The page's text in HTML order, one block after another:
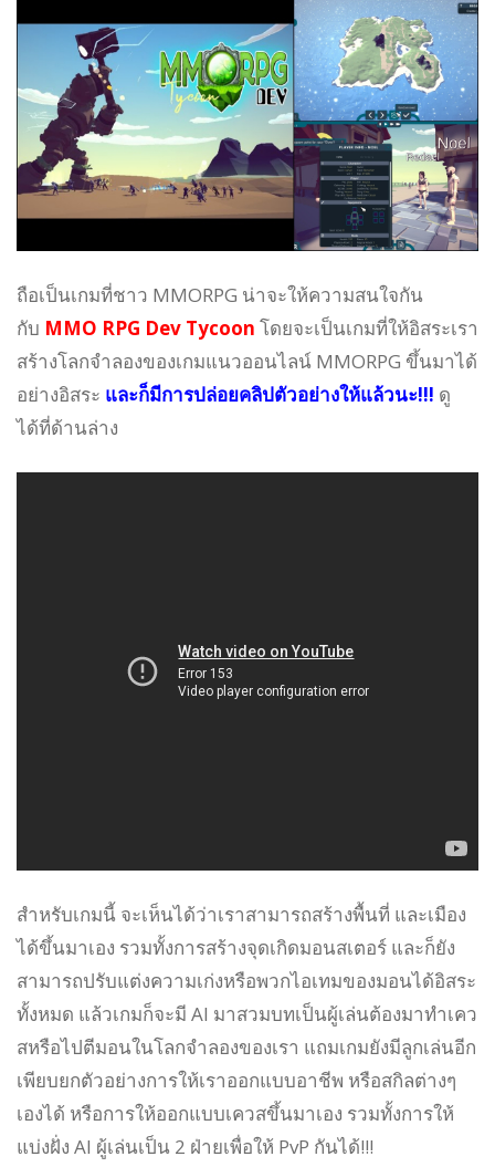
ถือเป็นเกมที่ชาว MMORPG น่าจะให้ความสนใจกัน
กับ MMO RPG Dev Tycoon โดยจะเป็นเกมที่ให้อิสระเรา
สร้างโลกจำลองของเกมแนวออนไลน์ MMORPG ขึ้นมาได้
อย่างอิสระ และก็มีการปล่อยคลิปตัวอย่างให้แล้วนะ!!! ดู
ได้ที่ด้านล่าง
สำหรับเกมนี้ จะเห็นได้ว่าเราสามารถสร้างพื้นที่ และเมือง
ได้ขึ้นมาเอง รวมทั้งการสร้างจุดเกิดมอนสเตอร์ และก็ยัง
สามารถปรับแต่งความเก่งหรือพวกไอเทมของมอนได้อิสระ
ทั้งหมด แล้วเกมก็จะมี AI มาสวมบทเป็นผู้เล่นต้องมาทำเคว
สหรือไปตีมอนในโลกจำลองของเรา แถมเกมยังมีลูกเล่นอีก
เพียบยกตัวอย่างการให้เราออกแบบอาชีพ หรือสกิลต่างๆ
เองได้ หรือการให้ออกแบบเควสขึ้นมาเอง รวมทั้งการให้
แบ่งฝั่ง AI ผู้เล่นเป็น 2 ฝ่ายเพื่อให้ PvP กันได้!!!